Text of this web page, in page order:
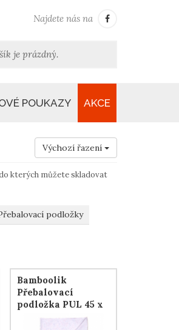
Najdete nás na
je prázdný.
POUKAZY AKCE
Výchozí řazení
kterých můžete skladovat
podložky
Bamboolik
Přebalovací
podložka PUL 45 x
70 cm - Hračky